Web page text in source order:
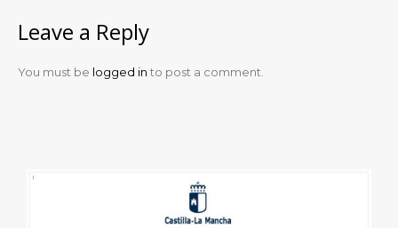
Leave a Reply
You must be logged in to post a comment.